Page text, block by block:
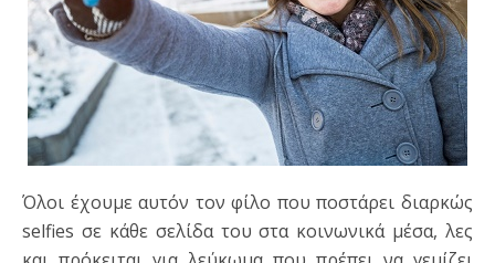
Όλοι έχουμε αυτόν τον φίλο που ποστάρει διαρκώς
selfies σε κάθε σελίδα του στα κοινωνικά μέσα, λες